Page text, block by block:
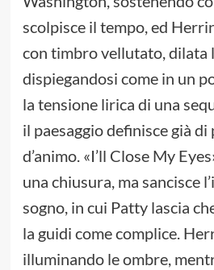
scolpisce il tempo, ed
con timbro vellutato, dilata
dispiegandosi come in un
la tensione lirica di una
il paesaggio definisce già di
d’animo. «I’ll Close My
una chiusura, ma sancisce
sogno, in cui Patty lascia
la guidi come complice.
illuminando le ombre,